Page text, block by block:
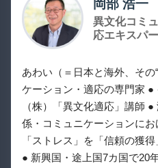
岡部 浩一
異文化コミ
応エキスパ
あわい（＝日本と海外、その
ケーション・適応の専門家 ●
（株）「異文化適応」講師
係・コミュニケーションにお
「ストレス」を「信頼の獲
● 新興国・途上国7カ国で20